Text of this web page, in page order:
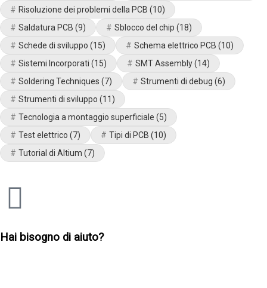
Risoluzione dei problemi della PCB (10)
Saldatura PCB (9) Sblocco del chip (18)
Schede di sviluppo (15) Schema elettrico PCB (10)
Sistemi Incorporati (15) SMT Assembly(14)
Soldering Techniques (7) Strumenti di debug (6)
Strumenti di sviluppo (11)
Tecnologia a montaggio superficiale (5)
Test elettrico (7) Tipi di PCB (10)
Tutorial di Altium (7)
Hai bisogno di aiuto?